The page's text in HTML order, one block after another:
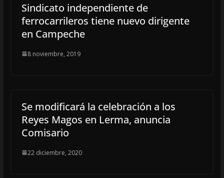
Sindicato independiente de
ferrocarrileros tiene nuevo dirigente
en Campeche
8 noviembre, 2019
Se modificará la celebración a los
Reyes Magos en Lerma, anuncia
Comisario
22 diciembre, 2020